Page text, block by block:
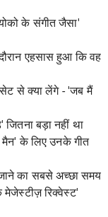
के संगीत जैसा'
एहसास हुआ कि वह
से क्या लेंगे - 'जब मैं
बड़ा नहीं था
मैन' के लिए उनके गीत
का सबसे अच्छा समय
मेजेस्टीज़ रिक्वेस्ट'